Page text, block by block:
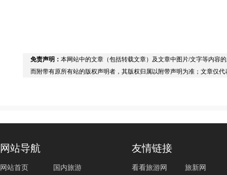
免责声明： 本网站中的文章（包括转载文章）及文章中图片/文字等内容
而附带有原所有站的版权声明者，其版权归属以附带声明为准；文章仅
网站导航
网站首页
国内旅游
友情链接
看看旅游网
旅新网